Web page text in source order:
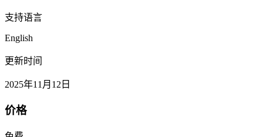
支持语言
English
更新时间
2025年11月12日
价格